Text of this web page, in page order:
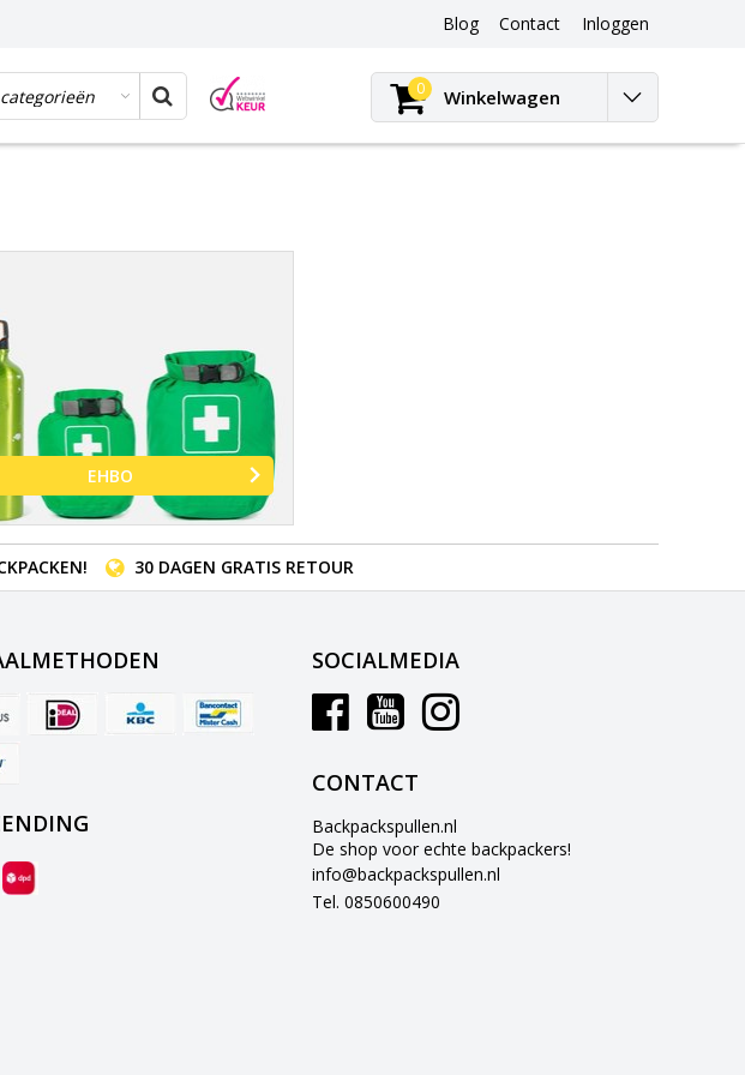
Blog
Blog
Contact Inloggen
0 Winkelwagen
EHBO
30 DAGEN GRATIS RETOUR
SOCIALMEDIA
CONTACT
Backpackspullen.nl
De shop voor echte backpackers!
info@backpackspullen.nl
Tel. 0850600490